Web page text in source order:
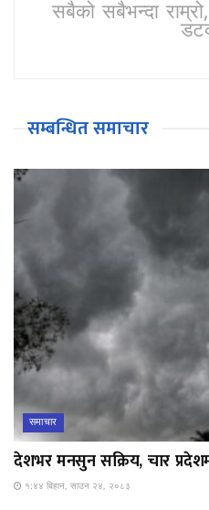
सबैको सबैभन्दा
सम्बन्धित समाचार
समाचार
देशभर मनसुन सक्रिय, चार
१:४४ बिहान, साउन २४, २०८३